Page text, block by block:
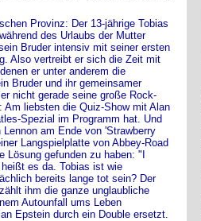
Provinz: Der 13-jährige Tobias
des Urlaubs der Mutter
Bruder intensiv mit seiner ersten
Also vertreibt er sich die Zeit mit
er unter anderem die
Bruder und ihr gemeinsamer
nicht gerade seine große Rock-
Am liebsten die Quiz-Show mit Alan
Spezial im Programm hat. Und
am Ende von 'Strawberry
Langspielplatte von Abbey-Road
Lösung gefunden zu haben: "I
es da. Tobias ist wie
bereits lange tot sein? Der
ihm die ganze unglaubliche
Autounfall ums Leben
Epstein durch ein Double ersetzt.